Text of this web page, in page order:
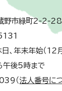
市緑町2-2-28
日、年末年始（
午後5時まで
（ 法人番号に